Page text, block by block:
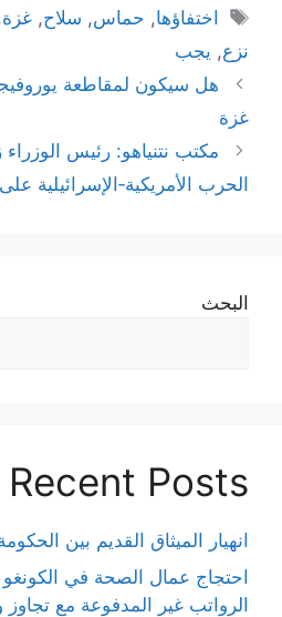
الوسوم
اختفاؤها, حماس, سلاح,غزة,
نزع, يجب
هل سيكون لمقاطعة
غزة
مكتب نتنياهو: رئيس الوزراء
الحرب الأمريكية‑الإسرائيلية
البحث
Recent Posts
انهيار الميثاق القديم بين
احتجاج عمال الصحة في
الرواتب غير المدفوعة مع تجاوز